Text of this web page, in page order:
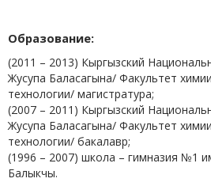
Образование:
(2011 – 2013) Кыргызский
Жусупа Баласагына/ Факультет
технологии/ магистратура;
(2007 – 2011) Кыргызский
Жусупа Баласагына/ Факультет
технологии/ бакалавр;
(1996 – 2007) школа – гимназия №1
Балыкчы.